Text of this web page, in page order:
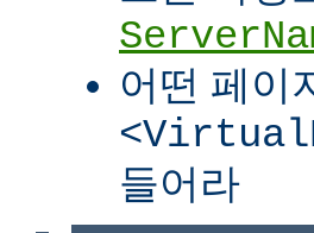
어떤 페이
들어라